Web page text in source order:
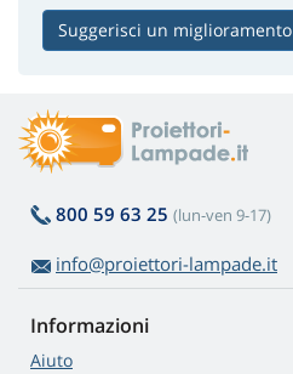
Suggerisci un miglioramento
800 59 63 25 (lun-ven 9-17)
info@proiettori-lampade.it
Informazioni
Aiuto